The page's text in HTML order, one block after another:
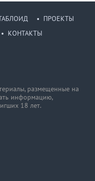
ПРОЕКТЫ
КОНТАКТЫ
размещенные на
информацию,
18 лет.